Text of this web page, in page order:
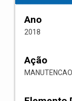
Ano
2018
Ação